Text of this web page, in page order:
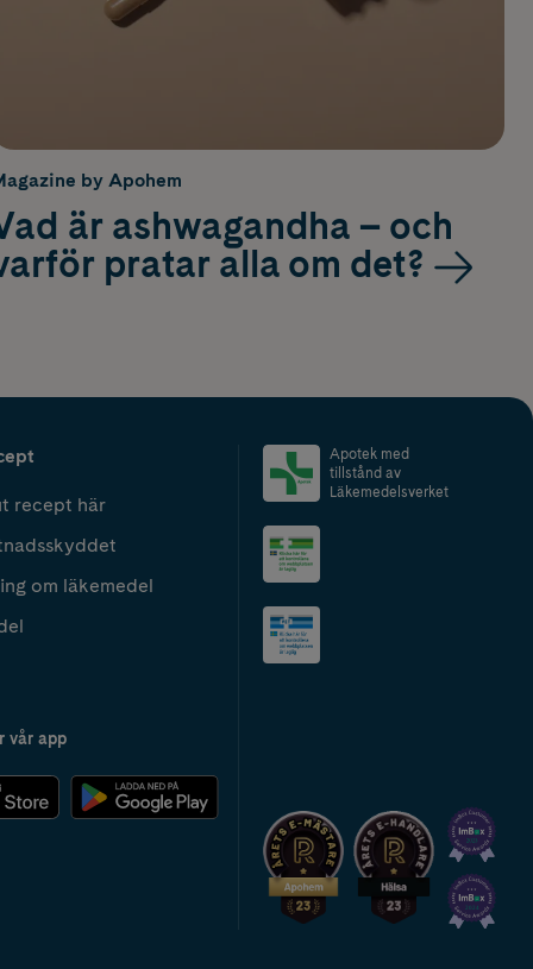
by Apohem
är ashwagandha – och
pratar alla om det?
recept här
om läkemedel
vår app
Apotek med
tillstånd av
Läkemedelsverket
2024